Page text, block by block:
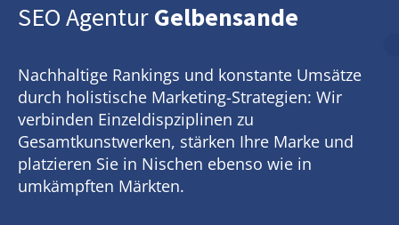
SEO AgenturGelbensande
Nachhaltige Rankings und konstante Umsätze
durch holistische Marketing-Strategien: Wir
verbinden Einzeldispziplinen zu
Gesamtkunstwerken, stärken Ihre Marke und
platzieren Sie in Nischen ebenso wie in
umkämpften Märkten.